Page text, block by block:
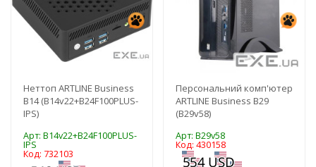
Неттоп ARTLINE Business
B14 (B14v22+B24F100PLUS-
IPS)
Арт: B14v22+B24F100PLUS-
IPS
Код: 732103
Персональний комп'ютер
ARTLINE Business B29
(B29v58)
Арт: B29v58
Код: 430158